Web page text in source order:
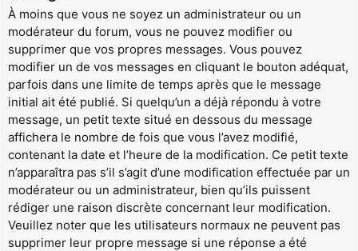
À moins que vous ne soyez un administrateur ou un
modérateur du forum, vous ne pouvez modifier ou
supprimer que vos propres messages. Vous pouvez
modifier un de vos messages en cliquant le bouton adéquat,
parfois dans une limite de temps après que le message
initial ait été publié. Si quelqu’un a déjà répondu à votre
message, un petit texte situé en dessous du message
affichera le nombre de fois que vous l’avez modifié,
contenant la date et l’heure de la modification. Ce petit texte
n’apparaîtra pas s’il s’agit d’une modification effectuée par un
modérateur ou un administrateur, bien qu’ils puissent
rédiger une raison discrète concernant leur modification.
Veuillez noter que les utilisateurs normaux ne peuvent pas
supprimer leur propre message si une réponse a été